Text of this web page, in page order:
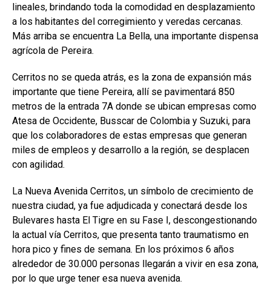
lineales, brindando toda la comodidad en desplazamiento
a los habitantes del corregimiento y veredas cercanas.
Más arriba se encuentra La Bella, una importante dispensa
agrícola de Pereira.
Cerritos no se queda atrás, es la zona de expansión más
importante que tiene Pereira, allí se pavimentará 850
metros de la entrada 7A donde se ubican empresas como
Atesa de Occidente, Busscar de Colombia y Suzuki, para
que los colaboradores de estas empresas que generan
miles de empleos y desarrollo a la región, se desplacen
con agilidad.
La Nueva Avenida Cerritos, un símbolo de crecimiento de
nuestra ciudad, ya fue adjudicada y conectará desde los
Bulevares hasta El Tigre en su Fase I, descongestionando
la actual vía Cerritos, que presenta tanto traumatismo en
hora pico y fines de semana. En los próximos 6 años
alrededor de 30.000 personas llegarán a vivir en esa zona,
por lo que urge tener esa nueva avenida.